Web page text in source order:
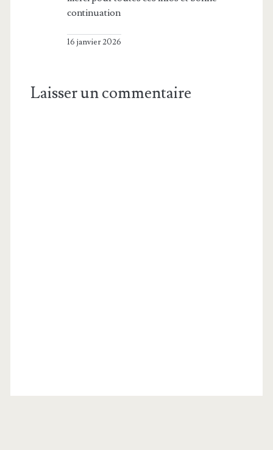
continuation
16 janvier 2026
Laisser un commentaire